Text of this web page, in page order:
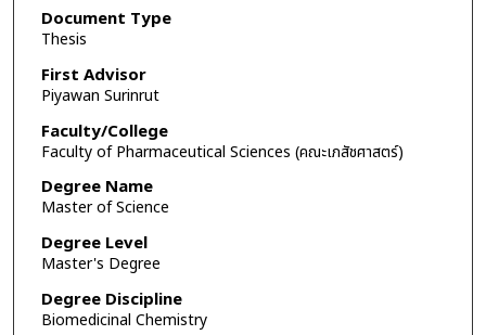
Document Type
Thesis
First Advisor
Piyawan Surinrut
Faculty/College
Faculty of Pharmaceutical Sciences (คณะเภสัชศาสตร์)
Degree Name
Master of Science
Degree Level
Master's Degree
Degree Discipline
Biomedicinal Chemistry